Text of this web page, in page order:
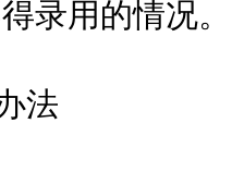
用的情况。
法